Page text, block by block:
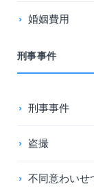
婚姻費用
刑事事件
刑事事件
盗撮
不同意わいせ